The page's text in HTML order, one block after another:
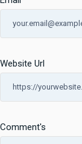
Comment's
Website Url